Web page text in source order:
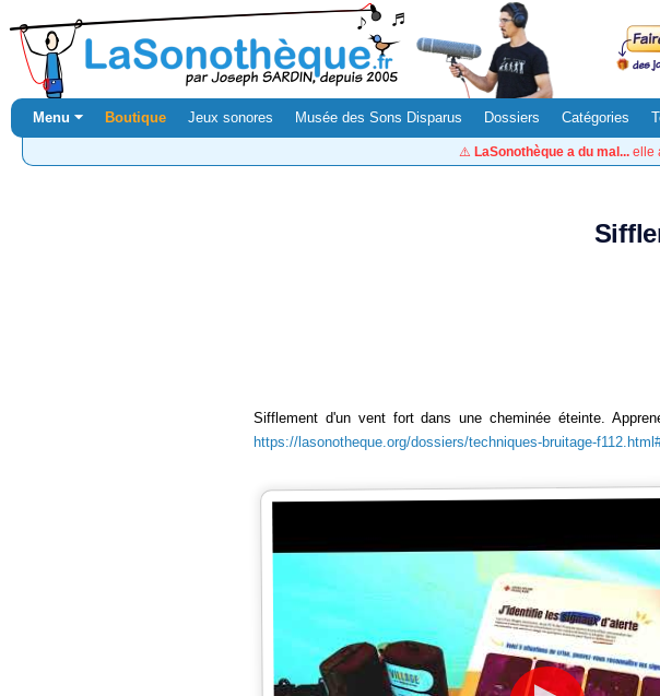
Menu ⏷ Boutique Jeux sonores Musée des Sons Disparus Dossiers Catégories
⚠️ LaSonothèque a du mal... elle
Sifflement d'un vent fort dans une cheminée éteinte.
https://lasonotheque.org/dossiers/techniques-bruitage-